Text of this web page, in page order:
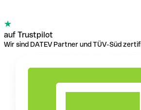
auf Trustpilot
Wir sind DATEV Partner und TÜV-Süd